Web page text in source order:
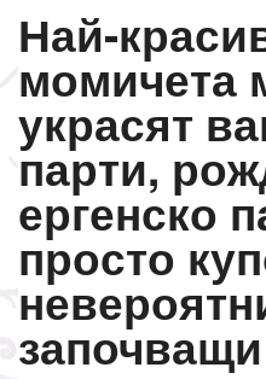
Най-
момичета
украсят
парти,
ергенско
просто